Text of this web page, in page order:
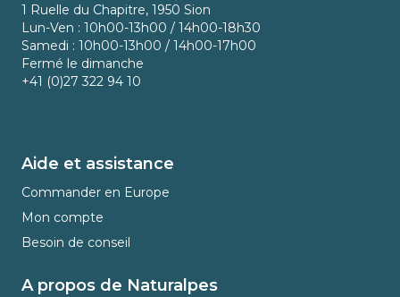
1 Ruelle du Chapitre, 1950 Sion
Lun-Ven : 10h00-13h00 / 14h00-18h30
Samedi : 10h00-13h00 / 14h00-17h00
Fermé le dimanche
+41 (0)27 322 94 10
Aide et assistance
Commander en Europe
Mon compte
Besoin de conseil
A propos de Naturalpes